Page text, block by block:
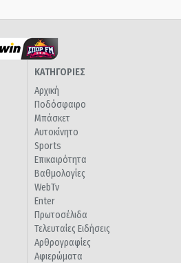
ΚΑΤΗΓΟΡΙΕΣ
Αρχική
Ποδόσφαιρο
Μπάσκετ
Αυτοκίνητο
Sports
Επικαιρότητα
Βαθμολογίες
WebTv
Enter
Πρωτοσέλιδα
Τελευταίες Ειδήσεις
Αρθρογραφίες
Αφιερώματα